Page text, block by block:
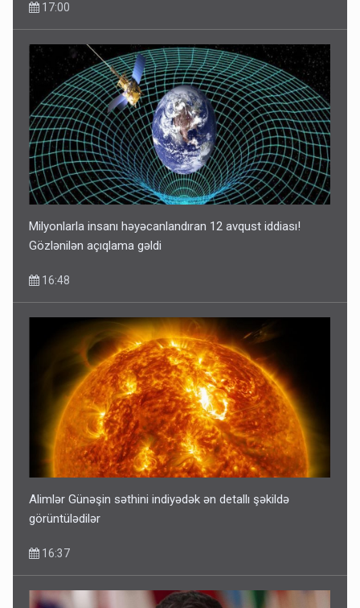
17:00
Milyonlarla insanı həyəcanlandıran 12 avqust iddiası!
Gözlənilən açıqlama gəldi
16:48
Alimlər Günəşin səthini indiyədək ən detallı şəkildə
görüntülədilər
16:37